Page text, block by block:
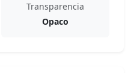
Transparencia
Opaco